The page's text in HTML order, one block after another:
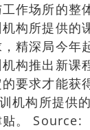
作场所的整
构所提供的
精深局今年
构推出新课
要求才能获
机构所提供
。 Source: